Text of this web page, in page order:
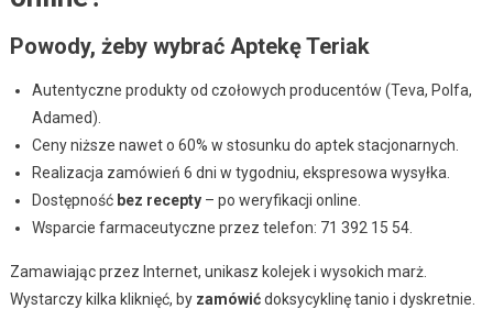
Powody, żeby wybrać Aptekę Teriak
Autentyczne produkty od czołowych producentów (Teva, Polfa,
Adamed).
Ceny niższe nawet o 60% w stosunku do aptek stacjonarnych.
Realizacja zamówień 6 dni w tygodniu, ekspresowa wysyłka.
Dostępność bez recepty– po weryfikacji online.
Wsparcie farmaceutyczne przez telefon: 71 392 15 54.
Zamawiając przez Internet, unikasz kolejek i wysokich marż.
Wystarczy kilka kliknięć, by zamówićdoksycyklinę tanio i dyskretnie.